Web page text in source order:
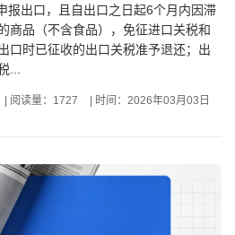
报出口，且自出口之日起6个月内因滞
商品（不含食品），免征进口关税和
口时已征收的出口关税准予退还；出
...
阅读量：1727 时间：2026年03月03日